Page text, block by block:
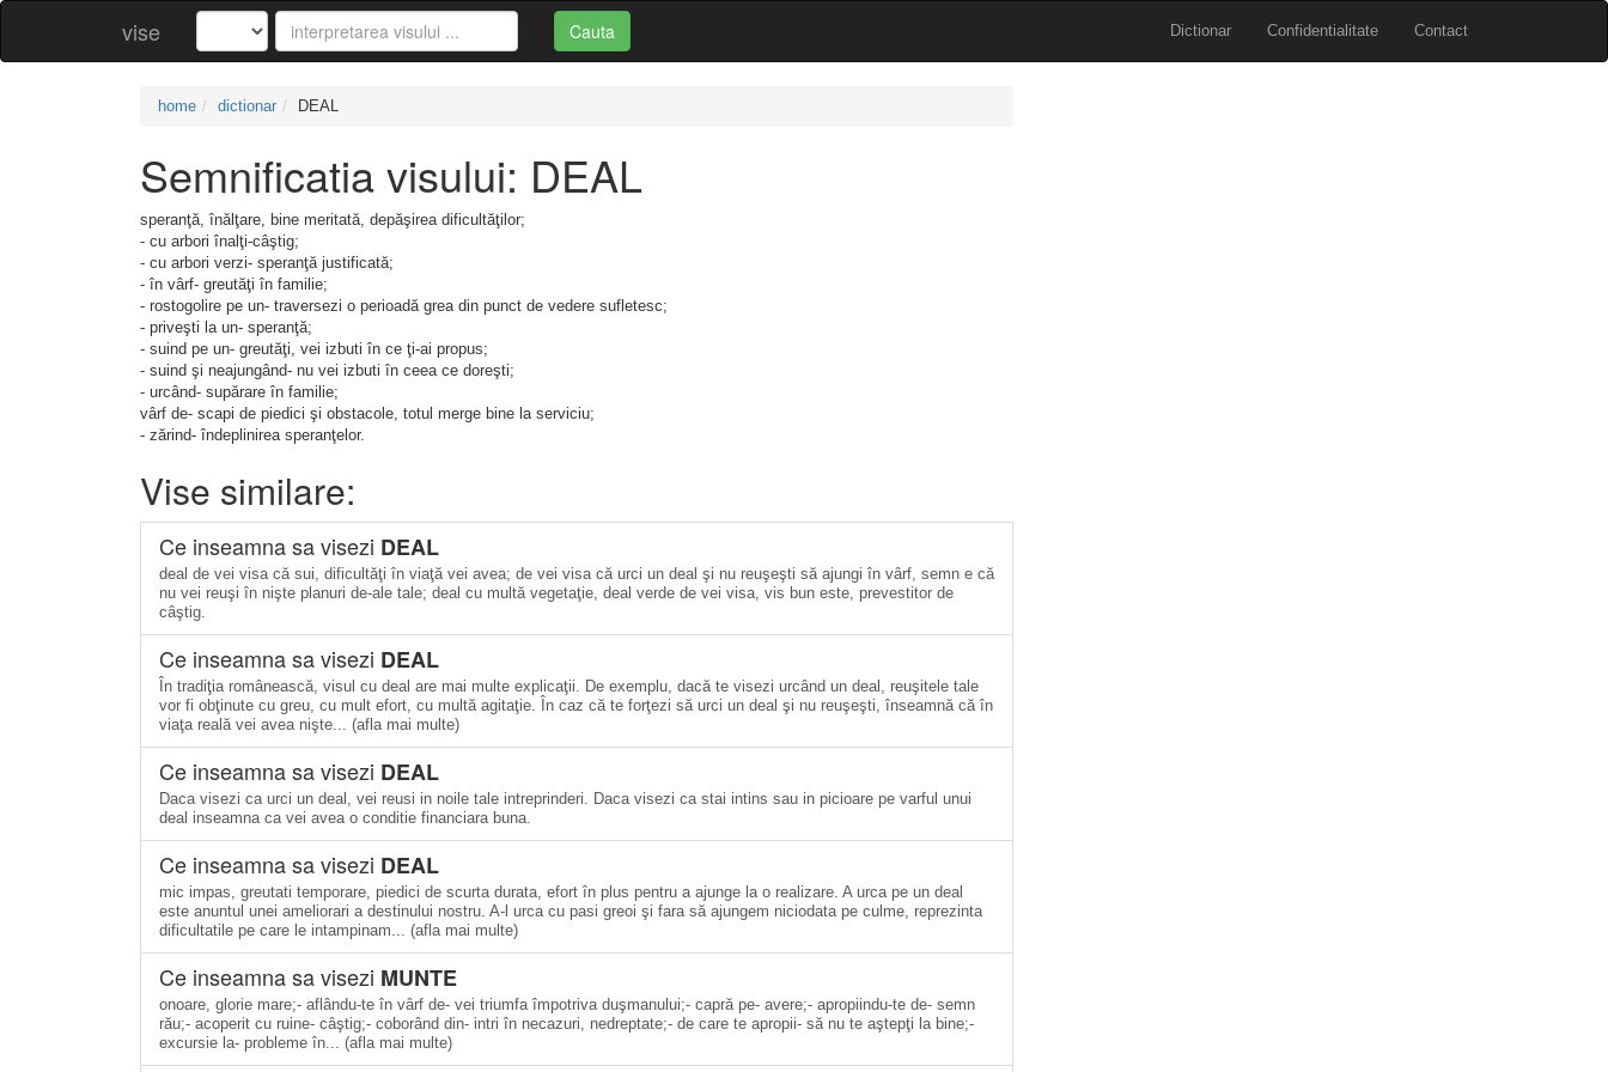
vise Dictionar Confidentialitate Contact
Cauta
home dictionar DEAL
Semnificatia visului: DEAL
speranţă, înălţare, bine meritată, depăşirea dificultăţilor;
- cu arbori înalţi-câştig;
- cu arbori verzi- speranţă justificată;
- în vârf- greutăţi în familie;
- rostogolire pe un- traversezi o perioadă grea din punct de vedere sufletesc;
- priveşti la un- speranţă;
- suind pe un- greutăţi, vei izbuti în ce ţi-ai propus;
- suind şi neajungând- nu vei izbuti în ceea ce doreşti;
- urcând- supărare în familie;
vârf de- scapi de piedici şi obstacole, totul merge bine la serviciu;
- zărind- îndeplinirea speranţelor.
Vise similare:
Ce inseamna sa visezi DEAL
deal de vei visa că sui, dificultăţi în viaţă vei avea; de vei visa că urci un deal şi nu reuşeşti să ajungi în vârf, semn e că
nu vei reuşi în nişte planuri de-ale tale; deal cu multă vegetaţie, deal verde de vei visa, vis bun este, prevestitor de
câştig.
Ce inseamna sa visezi DEAL
În tradiţia românească, visul cu deal are mai multe explicaţii. De exemplu, dacă te visezi urcând un deal, reuşitele tale
vor fi obţinute cu greu, cu mult efort, cu multă agitaţie. În caz că te forţezi să urci un deal şi nu reuşeşti, înseamnă că în
viaţa reală vei avea nişte... (afla mai multe)
Ce inseamna sa visezi DEAL
Daca visezi ca urci un deal, vei reusi in noile tale intreprinderi. Daca visezi ca stai intins sau in picioare pe varful unui
deal inseamna ca vei avea o conditie financiara buna.
Ce inseamna sa visezi DEAL
mic impas, greutati temporare, piedici de scurta durata, efort în plus pentru a ajunge la o realizare. A urca pe un deal
este anuntul unei ameliorari a destinului nostru. A-l urca cu pasi greoi şi fara să ajungem niciodata pe culme, reprezinta
dificultatile pe care le intampinam... (afla mai multe)
Ce inseamna sa visezi MUNTE
onoare, glorie mare;- aflându-te în vârf de- vei triumfa împotriva duşmanului;- capră pe- avere;- apropiindu-te de- semn
rău;- acoperit cu ruine- câştig;- coborând din- intri în necazuri, nedreptate;- de care te apropii- să nu te aştepţi la bine;-
excursie la- probleme în... (afla mai multe)